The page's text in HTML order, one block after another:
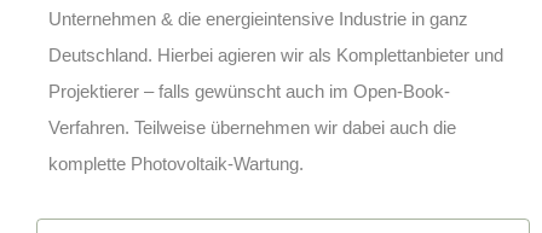
Unternehmen & die energieintensive Industrie in ganz
Deutschland. Hierbei agieren wir als Komplettanbieter und
Projektierer – falls gewünscht auch im Open-Book-
Verfahren. Teilweise übernehmen wir dabei auch die
komplette Photovoltaik-Wartung.